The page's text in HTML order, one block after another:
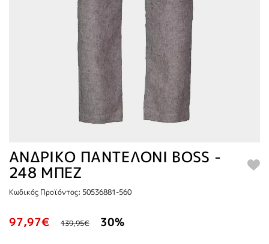
ΑΝΔΡΙΚΟ ΠΑΝΤΕΛΟΝΙ BOSS -
248 ΜΠΕΖ
Κωδικός Προϊόντος: 50536881-560
97,97€ 139,95€ 30%